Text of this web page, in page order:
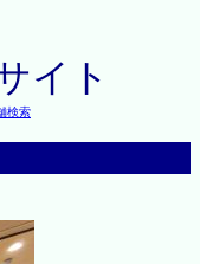
イト
検索